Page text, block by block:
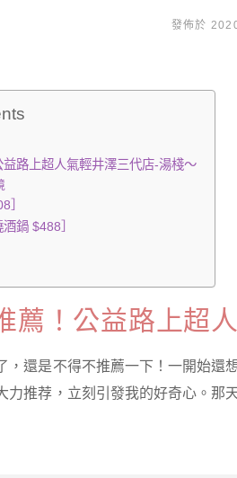
發佈於
路上超人氣輕井澤三代店-湯棧～
］
鍋 $488］
薦！公益路上超
，還是不得不推薦一下！一開始還
力推荐，立刻引發我的好奇心。那